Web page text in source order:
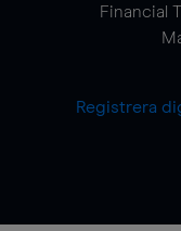
Financial
Registrera